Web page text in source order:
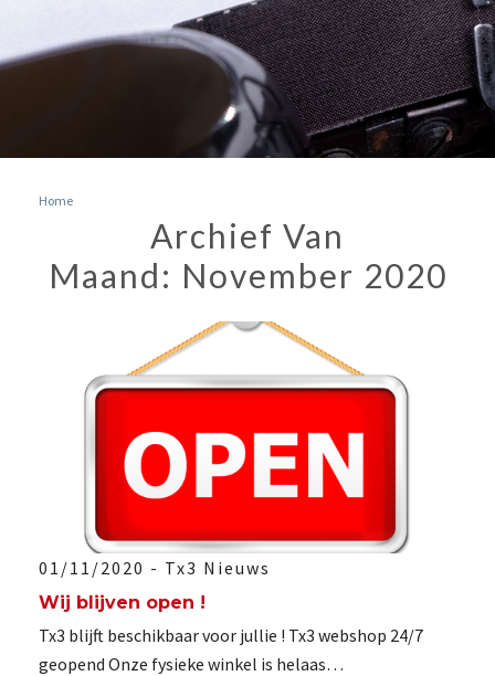
Home
Archief Van
Maand: November 2020
WIJ
BLIJVEN
01/11/2020 - Tx3 Nieuws
Wij blijven open !
Tx3 blijft beschikbaar voor jullie ! Tx3 webshop 24/7
geopend Onze fysieke winkel is helaas…